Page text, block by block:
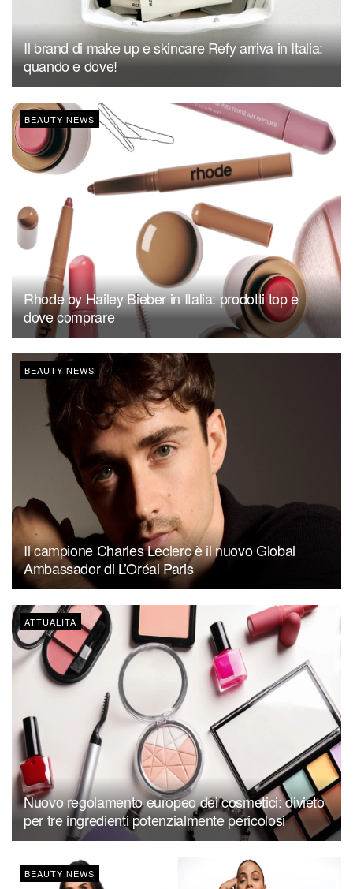
Il brand di make up e skincare Refy arriva in Italia:
quando e dove!
BEAUTY NEWS
Rhode by Hailey Bieber in Italia: prodotti top e
dove comprare
BEAUTY NEWS
Il campione Charles Leclerc è il nuovo Global
Ambassador di L’Oréal Paris
ATTUALITÀ
Nuovo regolamento europeo dei cosmetici: divieto
per tre ingredienti potenzialmente pericolosi
BEAUTY NEWS